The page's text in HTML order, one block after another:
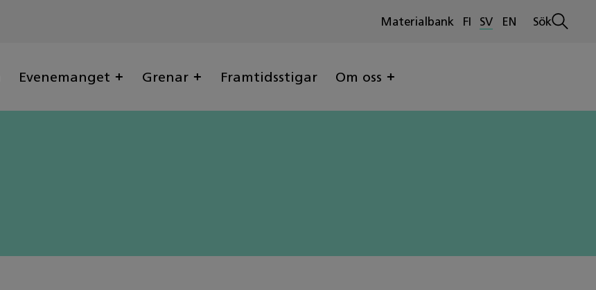
Materialbank FI SV EN
Öppna
Sök
Evenemanget Grenar Framtidsstigar Om oss